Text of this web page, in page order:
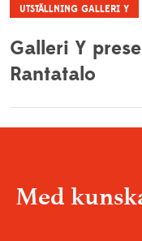
UTSTÄLLNING GALLERI Y
Galleri Y
Rantatalo
Med